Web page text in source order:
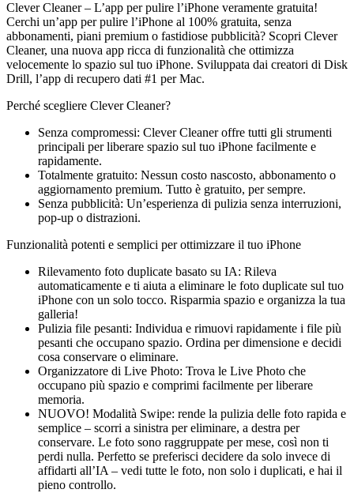
Clever Cleaner – L’app per pulire l’iPhone veramente gratuita!
Cerchi un’app per pulire l’iPhone al 100% gratuita, senza
abbonamenti, piani premium o fastidiose pubblicità? Scopri Clever
Cleaner, una nuova app ricca di funzionalità che ottimizza
velocemente lo spazio sul tuo iPhone. Sviluppata dai creatori di Disk
Drill, l’app di recupero dati #1 per Mac.
Perché scegliere Clever Cleaner?
Senza compromessi: Clever Cleaner offre tutti gli strumenti
principali per liberare spazio sul tuo iPhone facilmente e
rapidamente.
Totalmente gratuito: Nessun costo nascosto, abbonamento o
aggiornamento premium. Tutto è gratuito, per sempre.
Senza pubblicità: Un’esperienza di pulizia senza interruzioni,
pop-up o distrazioni.
Funzionalità potenti e semplici per ottimizzare il tuo iPhone
Rilevamento foto duplicate basato su IA: Rileva
automaticamente e ti aiuta a eliminare le foto duplicate sul tuo
iPhone con un solo tocco. Risparmia spazio e organizza la tua
galleria!
Pulizia file pesanti: Individua e rimuovi rapidamente i file più
pesanti che occupano spazio. Ordina per dimensione e decidi
cosa conservare o eliminare.
Organizzatore di Live Photo: Trova le Live Photo che
occupano più spazio e comprimi facilmente per liberare
memoria.
NUOVO! Modalità Swipe: rende la pulizia delle foto rapida e
semplice – scorri a sinistra per eliminare, a destra per
conservare. Le foto sono raggruppate per mese, così non ti
perdi nulla. Perfetto se preferisci decidere da solo invece di
affidarti all’IA – vedi tutte le foto, non solo i duplicati, e hai il
pieno controllo.